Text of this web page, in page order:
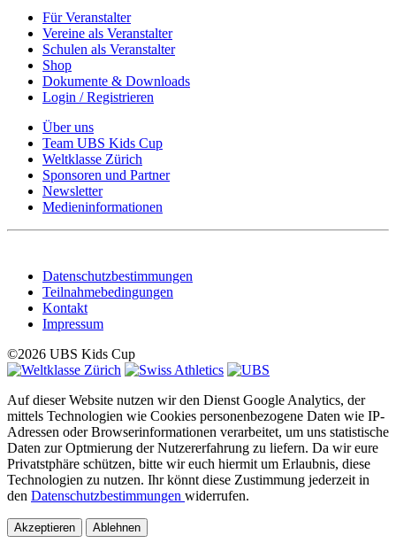
Für Veranstalter
Vereine als Veranstalter
Schulen als Veranstalter
Shop
Dokumente & Downloads
Login / Registrieren
Über uns
Team UBS Kids Cup
Weltklasse Zürich
Sponsoren und Partner
Newsletter
Medieninformationen
Datenschutzbestimmungen
Teilnahmebedingungen
Kontakt
Impressum
©2026 UBS Kids Cup
Auf dieser Website nutzen wir den Dienst Google Analytics, der
mittels Technologien wie Cookies personenbezogene Daten wie IP-
Adressen oder Browserinformationen verarbeitet, um uns statistische
Daten zur Optmierung der Nutzererfahrung zu liefern. Da wir eure
Privatstphäre schützen, bitte wir euch hiermit um Erlaubnis, diese
Technologien zu nutzen. Ihr könnt diese Zustimmung jederzeit in
den Datenschutzbestimmungen widerrufen.
Akzeptieren Ablehnen